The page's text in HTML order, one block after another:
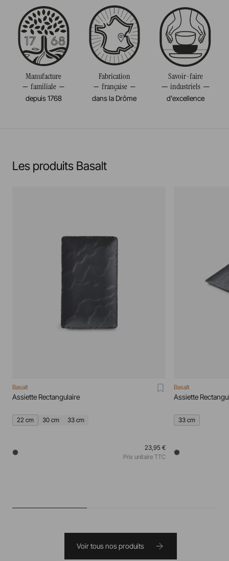
Résiste au congélateur et aux chocs thermiques
(-20°c)
Pas de cuisson à la flamme, ni gaz, ni électrique
En savoir plus
Volume 150CL
Poids 1,300KG
Manufacture
familiale
depuis 1768
Fabrication
française
dans la Drôme
Savoir-faire
industriels
d'excellence
Les produits Basalt
Basalt
Assiette Rectangulaire
22 cm 30 cm 33 cm
23,95 €
Prix unitaire TTC
Basalt
Assiette
33 cm
Voir tous nos produits